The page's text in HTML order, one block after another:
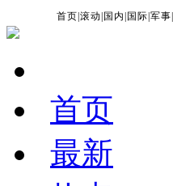
首页 |滚动 国内 国际 |军事
首页
最新